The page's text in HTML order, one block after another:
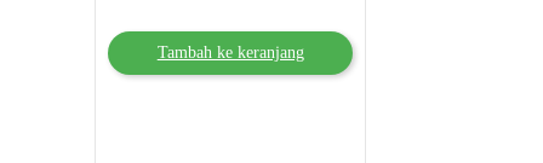
Tambah ke keranjang